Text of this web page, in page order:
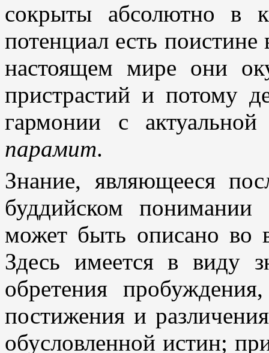
сокрыты абсолютно в
потенциал есть
настоящем мире они
пристрастий и потому
гармонии с
парамит.
Знание, являющееся
буддийском
может быть описано во
Здесь имеется в виду
обретения
постижения и
обусловленной истин;